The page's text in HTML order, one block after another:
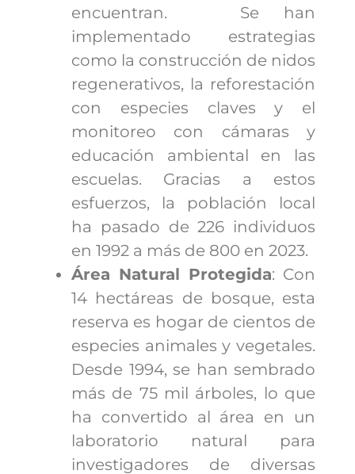
encuentran. Se han
implementado estrategias
como la construcción de nidos
regenerativos, la reforestación
con especies claves y el
monitoreo con cámaras y
educación ambiental en las
escuelas. Gracias a estos
esfuerzos, la población local
ha pasado de 226 individuos
en 1992 a más de 800 en 2023.
Área Natural Protegida: Con
14 hectáreas de bosque, esta
reserva es hogar de cientos de
especies animales y vegetales.
Desde 1994, se han sembrado
más de 75 mil árboles, lo que
ha convertido al área en un
laboratorio natural para
investigadores de diversas